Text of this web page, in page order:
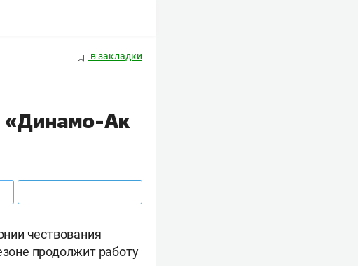
в закладки
«Динамо-Ак
чествования
продолжит работу